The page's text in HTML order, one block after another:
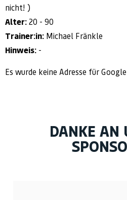
nicht! )
Alter: 20 - 90
Trainer:in: Michael Fränkle
Hinweis: -
Es wurde keine Adresse für
DANKE AN